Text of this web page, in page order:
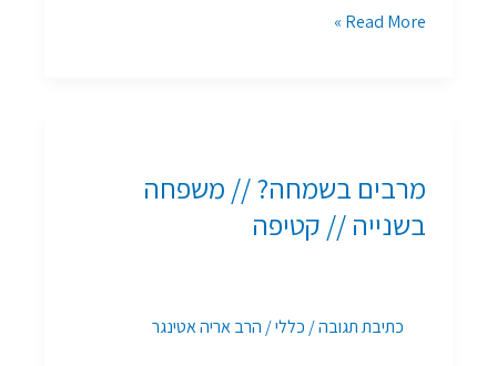
Read More »
מרבים בשמחה? // משפחה
בשנייה // קטיפה
כתיבת תגובה/ כללי/ הרב אריה אטינגר
//
משפחה